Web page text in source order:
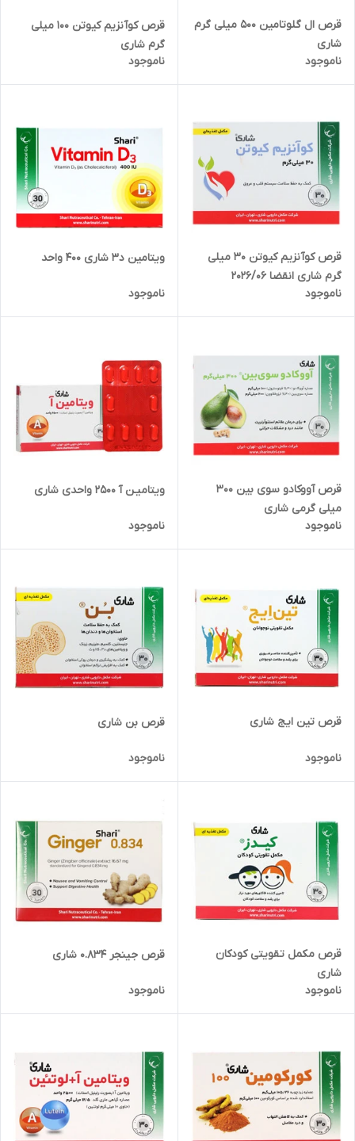
قرص ال گلوتامین 500 میلی گرم
شاری
ناموجود
قرص کوآنزیم کیوتن 100 میلی
گرم شاری
ناموجود
قرص کوآنزیم کیوتن 30 میلی
گرم شاری انقضا 2026/06
ناموجود
ویتامین د3 شاری 400 واحد
ناموجود
قرص آووکادو سوی بین 300
میلی گرمی شاری
ناموجود
ویتامیـن آ 2500 واحدی شاری
ناموجود
قرص تین ایج شاری
ناموجود
قرص بن شاری
ناموجود
قرص مکمل تقویتی کودکان
شاری
ناموجود
قرص جینجر 0.834 شاری
ناموجود